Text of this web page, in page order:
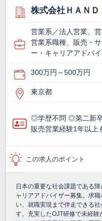
株式会社ＨＡＮ
営業系／法人営業、
営業系職種、販売・
ー・キャリアアドバ
300万円～500万円
東京都
◎学歴不問 ◎第二新
販売営業経験1年以
この求人のポイント
日本の重要な社会課題である
ャリアアドバイザー募集。求
い、就職実現まで伴走できる
す。充実したOJT研修で未経